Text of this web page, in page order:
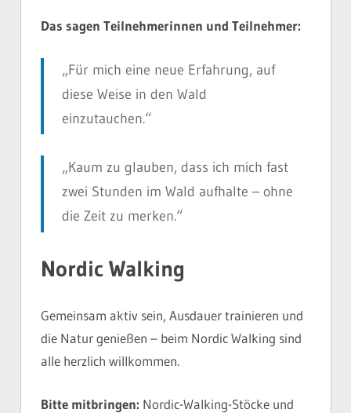
Das sagen Teilnehmerinnen und Teilnehmer:
„Für mich eine neue Erfahrung, auf
diese Weise in den Wald
einzutauchen.“
„Kaum zu glauben, dass ich mich fast
zwei Stunden im Wald aufhalte – ohne
die Zeit zu merken.“
Nordic Walking
Gemeinsam aktiv sein, Ausdauer trainieren und
die Natur genießen – beim Nordic Walking sind
alle herzlich willkommen.
Bitte mitbringen: Nordic-Walking-Stöcke und